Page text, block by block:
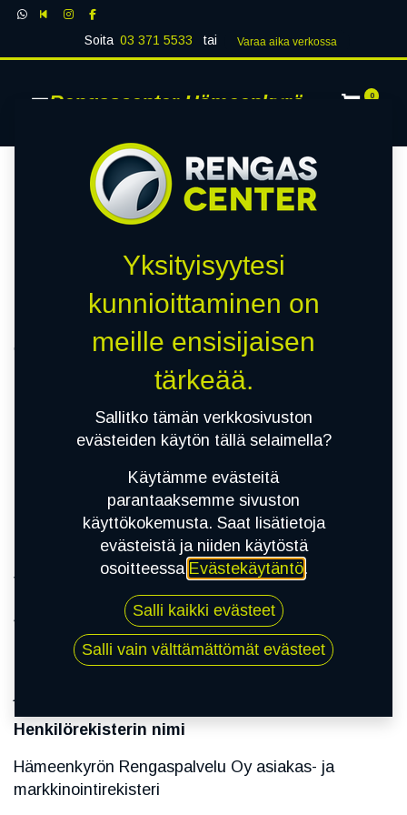
Soita 03 371 5533 tai Varaa aika verk​​​​ossa
Rengascenter Hämeenkyrö 0
Tietosuojaseloste
Tietosuojaa koskeva
seloste
Rekisterinpitäjä
Hämeenkyrön Rengaspalvelu Oy (3216799-9)
Myöhemmin tässä selosteessaYritys
Tietosuoja-asioista vastaava henkilö ja/tai
yhteyshenkilö
Jarno Kuoppala
033715533
Henkilörekisterin nimi
Hämeenkyrön Rengaspalvelu Oy asiakas- ja
markkinointirekisteri
Yksityisyytesi
kunnioittaminen on
meille ensisijaisen
tärkeää.
Sallitko tämän verkkosivuston
evästeiden käytön tällä selaimella?
Käytämme evästeitä
parantaaksemme sivuston
käyttökokemusta. Saat lisätietoja
evästeistä ja niiden käytöstä
osoitteessa Evästekäytäntö.
Salli kaikki evästeet
Salli vain välttämättömät evästeet